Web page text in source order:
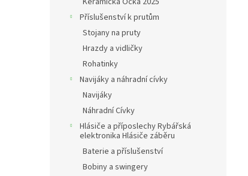
Příslušenství k prutům
Stojany na pruty
Hrazdy a vidličky
Rohatinky
Navijáky a náhradní cívky
Navijáky
Náhradní Cívky
Hlásiče a příposlechy Rybářská
elektronika Hlásiče záběru
Baterie a příslušenství
Bobiny a swingery